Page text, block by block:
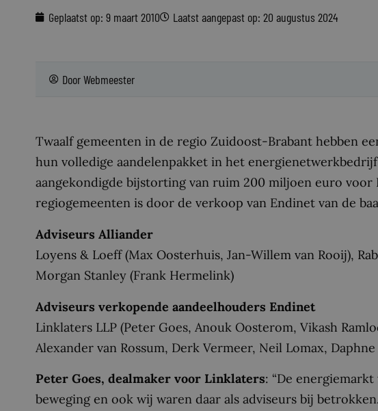
Geplaatst op: 9 maart 2010 Laatst aangepast op: 20 augustus 2024
DoorWebmeester
Twaalf gemeenten in de regio Zuidoost-Brabant hebben
hun volledige aandelenpakket in het
aangekondigde bijstorting van ruim 200 miljoen euro voor
regiogemeenten is door de verkoop van Endinet van de
Adviseurs Alliander
Loyens & Loeff (Max Oosterhuis, Jan-Willem van Rooij),
Morgan Stanley (Frank Hermelink)
Adviseurs verkopende aandeelhouders Endinet
Linklaters LLP (Peter Goes, Anouk Oosterom, Vikash
Alexander van Rossum, Derk Vermeer, Neil Lomax,
Peter Goes, dealmaker voor Linklaters: “De
beweging en ook wij waren daar als adviseurs bij